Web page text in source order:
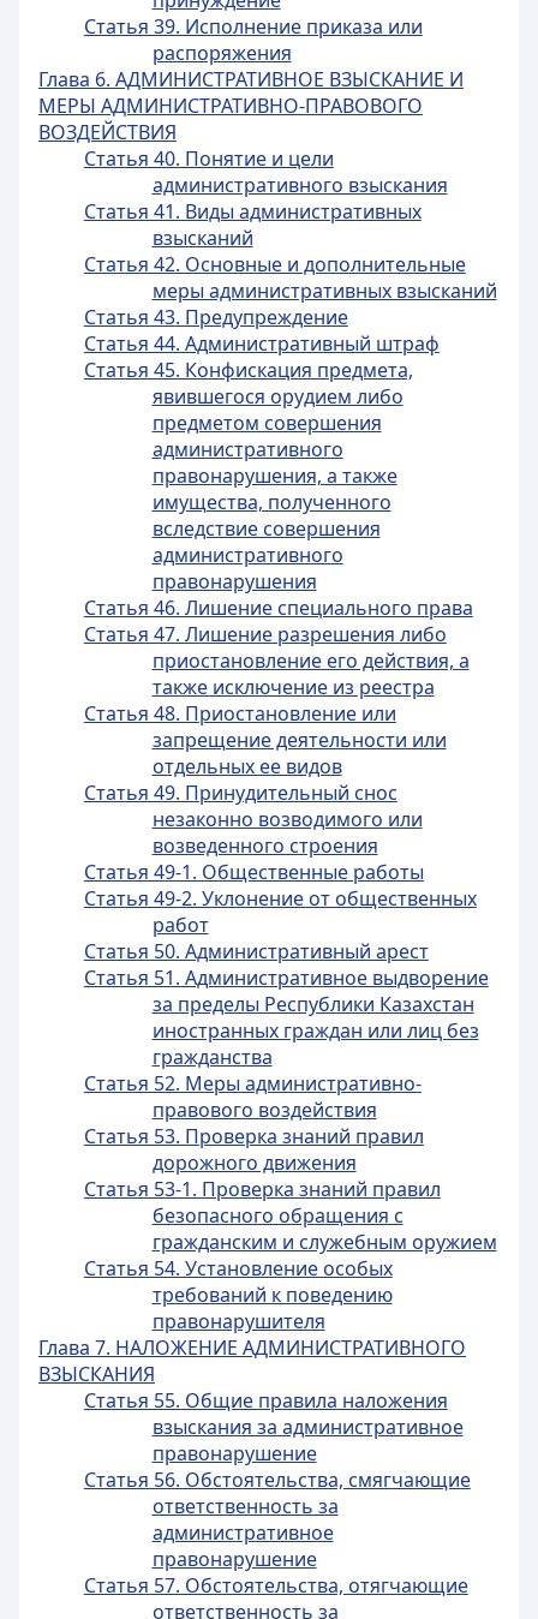
Статья 39. Исполнение приказа или
распоряжения
Глава 6. АДМИНИСТРАТИВНОЕ ВЗЫСКАНИЕ И
МЕРЫ АДМИНИСТРАТИВНО-ПРАВОВОГО
ВОЗДЕЙСТВИЯ
Статья 40. Понятие и цели
административного взыскания
Статья 41. Виды административных
взысканий
Статья 42. Основные и дополнительные
меры административных взысканий
Статья 43. Предупреждение
Статья 44. Административный штраф
Статья 45. Конфискация предмета,
явившегося орудием либо
предметом совершения
административного
правонарушения, а также
имущества, полученного
вследствие совершения
административного
правонарушения
Статья 46. Лишение специального права
Статья 47. Лишение разрешения либо
приостановление его действия, а
также исключение из реестра
Статья 48. Приостановление или
запрещение деятельности или
отдельных ее видов
Статья 49. Принудительный снос
незаконно возводимого или
возведенного строения
Статья 49-1. Общественные работы
Статья 49-2. Уклонение от общественных
работ
Статья 50. Административный арест
Статья 51. Административное выдворение
за пределы Республики Казахстан
иностранных граждан или лиц без
гражданства
Статья 52. Меры административно-
правового воздействия
Статья 53. Проверка знаний правил
дорожного движения
Статья 53-1. Проверка знаний правил
безопасного обращения с
гражданским и служебным оружием
Статья 54. Установление особых
требований к поведению
правонарушителя
Глава 7. НАЛОЖЕНИЕ АДМИНИСТРАТИВНОГО
ВЗЫСКАНИЯ
Статья 55. Общие правила наложения
взыскания за административное
правонарушение
Статья 56. Обстоятельства, смягчающие
ответственность за
административное
правонарушение
Статья 57. Обстоятельства, отягчающие
ответственность за